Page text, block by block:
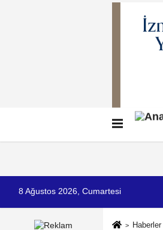
Künye
8 Ağustos 2026, Cumartesi
Haberler